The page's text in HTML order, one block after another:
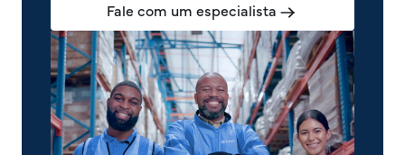
Fale com um especialista